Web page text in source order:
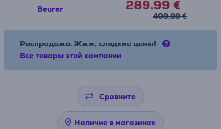
Beurer
289.99 €
409.99 €
Распродажа. Жжж, сладкие цены!
Все товары этой кампании
Сравните
Наличие в магазинах